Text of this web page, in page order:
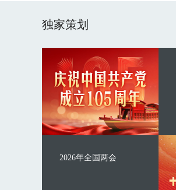
独家策划
2026年全国两会